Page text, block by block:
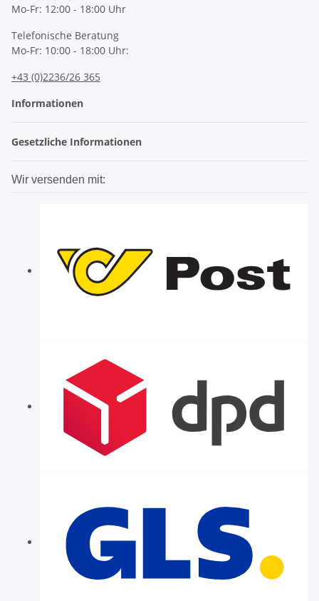
Mo-Fr: 12:00 - 18:00 Uhr
Telefonische Beratung
Mo-Fr: 10:00 - 18:00 Uhr:
+43 (0)2236/26 365
Informationen
Gesetzliche Informationen
Wir versenden mit: